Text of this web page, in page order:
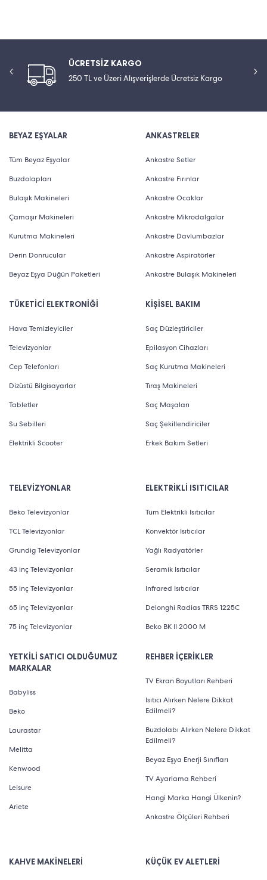
ÜCRETSİZ KARGO
250 TL ve Üzeri Alışverişlerde Ücretsiz Kargo
BEYAZ EŞYALAR
Tüm Beyaz Eşyalar
Buzdolapları
Bulaşık Makineleri
Çamaşır Makineleri
Kurutma Makineleri
Derin Donrucular
Beyaz Eşya Düğün Paketleri
TÜKETİCİ ELEKTRONİĞİ
Hava Temizleyiciler
Televizyonlar
Cep Telefonları
Dizüstü Bilgisayarlar
Tabletler
Su Sebilleri
Elektrikli Scooter
ANKASTRELER
Ankastre Setler
Ankastre Fırınlar
Ankastre Ocaklar
Ankastre Mikrodalgalar
Ankastre Davlumbazlar
Ankastre Aspiratörler
Ankastre Bulaşık Makineleri
KİŞİSEL BAKIM
Saç Düzleştiriciler
Epilasyon Cihazları
Saç Kurutma Makineleri
Tıraş Makineleri
Saç Maşaları
Saç Şekillendiriciler
Erkek Bakım Setleri
TELEVİZYONLAR
Beko Televizyonlar
TCL Televizyonlar
Grundig Televizyonlar
43 inç Televizyonlar
55 inç Televizyonlar
65 inç Televizyonlar
75 inç Televizyonlar
YETKİLİ SATICI OLDUĞUMUZ
MARKALAR
Babyliss
Beko
Laurastar
Melitta
Kenwood
Leisure
Ariete
ELEKTRİKLİ ISITICILAR
Tüm Elektrikli Isıtıcılar
Konvektör Isıtıcılar
Yağlı Radyatörler
Seramik Isıtıcılar
Infrared Isıtıcılar
Delonghi Radias TRRS 1225C
Beko BK II 2000 M
REHBER İÇERİKLER
TV Ekran Boyutları Rehberi
Isıtıcı Alırken Nelere Dikkat
Edilmeli?
Buzdolabı Alırken Nelere Dikkat
Edilmeli?
Beyaz Eşya Enerji Sınıfları
TV Ayarlama Rehberi
Hangi Marka Hangi Ülkenin?
Ankastre Ölçüleri Rehberi
KAHVE MAKİNELERİ KÜÇÜK EV ALETLERİ